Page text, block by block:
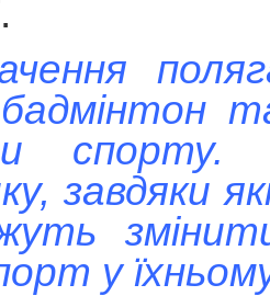
спорту.
завдяки
у